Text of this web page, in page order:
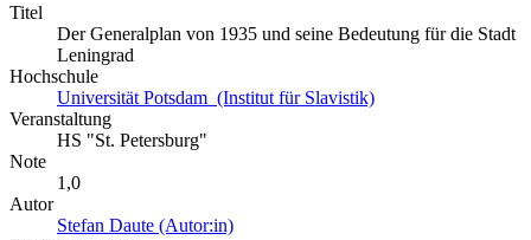
Titel
Der Generalplan von 1935 und seine Bedeutung für die Stadt
Leningrad
Hochschule
Universität Potsdam (Institut für Slavistik)
Veranstaltung
HS "St. Petersburg"
Note
1,0
Autor
Stefan Daute (Autor:in)